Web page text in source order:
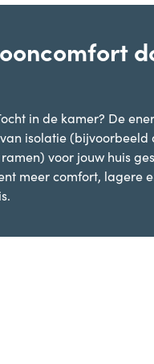
in de kamer? De
isolatie (bijvoorbeeld
voor jouw huis
meer comfort, lagere